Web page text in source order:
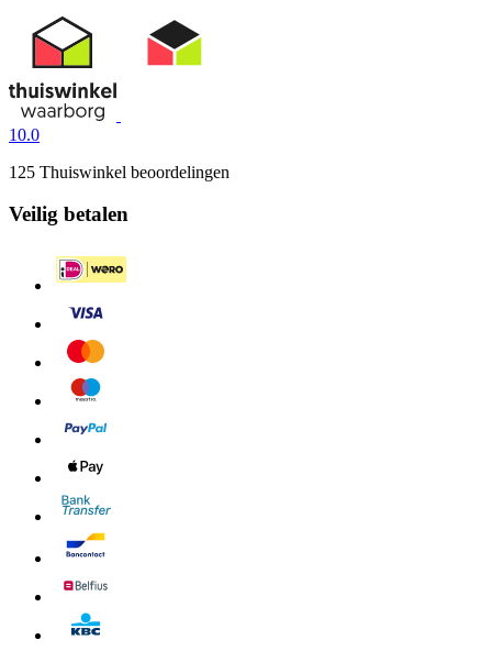
10.0
125 Thuiswinkel beoordelingen
Veilig betalen